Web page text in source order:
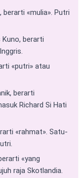
berarti «mulia». Putri
Kuno, berarti
«putri» atau
berarti
Richard Si Hati
«rahmat». Satu-
«yang
raja Skotlandia.